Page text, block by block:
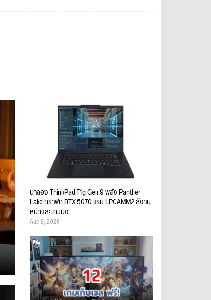
น่าลอง ThinkPad T1g Gen 9 พลัง Panther
Lake กราฟิก RTX 5070 แรม LPCAMM2 สู้งาน
หนักและเกมมิ่ง
Aug 3, 2026